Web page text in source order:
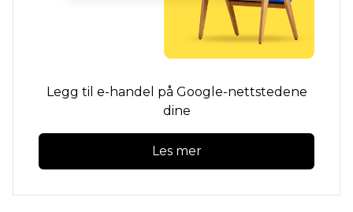
Legg til e-handel på Google-nettstedene
dine
Les mer